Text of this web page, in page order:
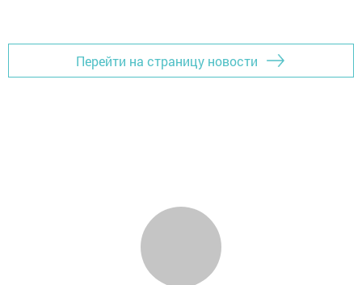
Перейти на страницу новости